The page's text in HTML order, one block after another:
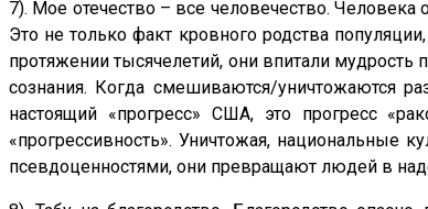
7). Мое отечество – все человечество. Человека
Это не только факт кровного родства
протяжении тысячелетий, они впитали
сознания. Когда смешиваются/уничтожаются
настоящий «прогресс» США, это прогресс
«прогрессивность». Уничтожая, национальные
псевдоценностями, они превращают людей в